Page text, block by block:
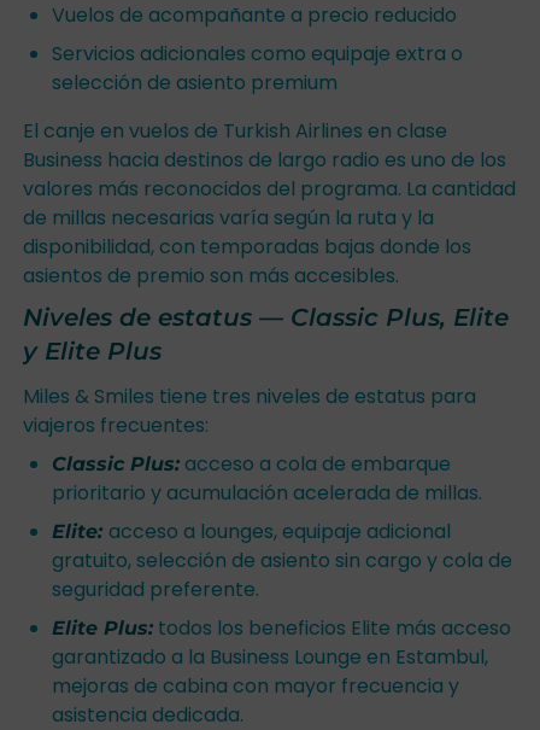
Vuelos de acompañante a precio reducido
Servicios adicionales como equipaje extra o
selección de asiento premium
El canje en vuelos de Turkish Airlines en clase
Business hacia destinos de largo radio es uno de los
valores más reconocidos del programa. La cantidad
de millas necesarias varía según la ruta y la
disponibilidad, con temporadas bajas donde los
asientos de premio son más accesibles.
Niveles de estatus — Classic Plus, Elite
y Elite Plus
Miles & Smiles tiene tres niveles de estatus para
viajeros frecuentes:
Classic Plus:acceso a cola de embarque
prioritario y acumulación acelerada de millas.
Elite: acceso a lounges, equipaje adicional
gratuito, selección de asiento sin cargo y cola de
seguridad preferente.
Elite Plus:todos los beneficios Elite más acceso
garantizado a la Business Lounge en Estambul,
mejoras de cabina con mayor frecuencia y
asistencia dedicada.